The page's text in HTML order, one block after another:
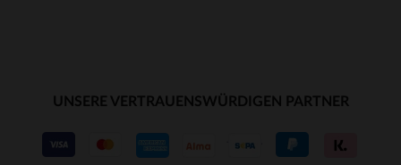
UNSERE VERTRAUENSWÜRDIGEN PARTNER